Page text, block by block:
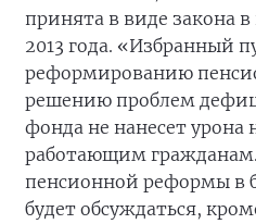
принята в виде закона
2013 года. «Избранный
реформированию
решению проблем
фонда не нанесет
работающим
пенсионной реформы в
будет обсуждаться,